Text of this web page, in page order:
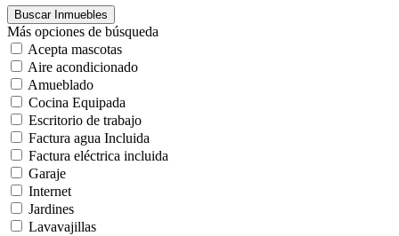
Más opciones de búsqueda
Acepta mascotas
Aire acondicionado
Amueblado
Cocina Equipada
Escritorio de trabajo
Factura agua Incluida
Factura eléctrica incluida
Garaje
Internet
Jardines
Lavavajillas